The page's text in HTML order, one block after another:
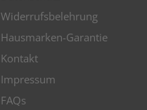
Widerrufsbelehrung
Hausmarken-Garantie
Kontakt
Impressum
FAQs